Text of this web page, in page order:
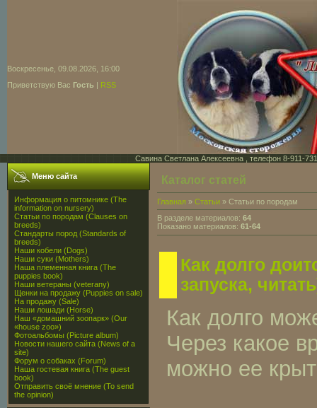
Воскресенье, 09.08.2026, 16:00
Приветствую Вас Гость | RSS
Савина Светлана Алексеевна , телефон 8-911-
Меню сайта
Информация о питомнике (The
information on nursery)
Статьи по породам (Clauses on
breeds)
Стандарты пород (Standards of
breeds)
Наши кобели (Dogs)
Наши суки (Mothers)
Наша племенная книга (The
puppies book)
Наши ветераны (veterany)
Щенки на продажу (Puppies on sale)
На продажу (Sale)
Наши лошади (Horse)
Наш «домашний зоопарк» (Our
«house zoo»)
Фотоальбомы (Picture album)
Новости нашего сайта (News of a
site)
Форум о собаках (Forum)
Наша гостевая книга (The guest
book)
Отправить своё мнение (To send
the opinion)
Каталог статей
Главная » Статьи » Статьи по породам
В разделе материалов: 64
Показано материалов: 61-64
Как долго
запуска,
Как долго
Через какое
можно ее